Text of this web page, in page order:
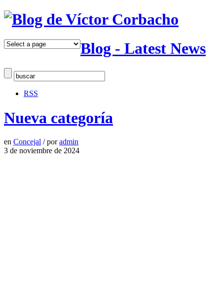
Blog - Latest News
RSS
Nueva categoría
en Concejal / poradmin
3 de noviembre de 2024